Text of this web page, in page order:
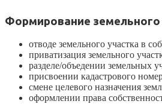
Формирование земельного
отводе земельного участка в
приватизация земельного
разделе/объедении земельных
присвоении кадастрового
смене целевого назначения
оформлении права